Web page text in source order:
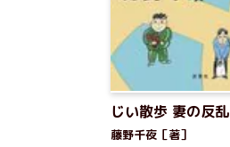
じい散歩 妻の反乱
藤野千夜［著］